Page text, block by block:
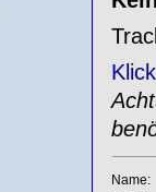
Name: